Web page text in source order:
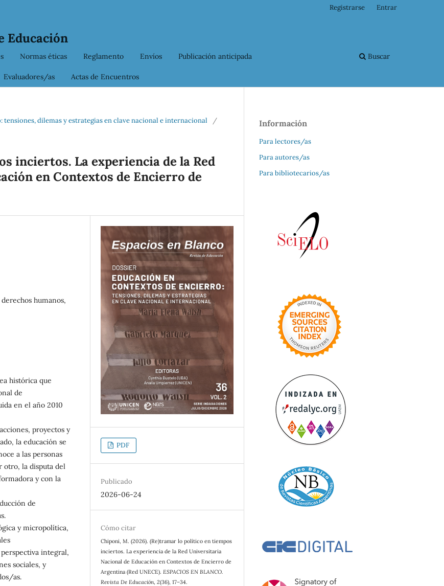
Educación
Normas éticas Reglamento Envíos Publicación anticipada
Evaluadores/as Actas de Encuentros
Buscar
Registrarse Entrar
dilemas y estrategias en clave nacional e internacional
/
inciertos. La experiencia de la Red
en Contextos de Encierro de
humanos,
histórica que
de
en el año 2010
proyectos y
la educación se
a las personas
otro, la disputa del
y con la
de
y micropolítica,
integral,
sociales, y
as.
PDF
Publicado
2026-06-24
Cómo citar
Chiponi, M. (2026). (Re)tramar lo político en tiempos
inciertos. La experiencia de la Red Universitaria
Nacional de Educación en Contextos de Encierro de
Argentina (Red UNECE). ESPACIOS EN BLANCO.
Revista De Educación,2(36), 17–34.
Información
Para lectores/as
Para autores/as
Para bibliotecarios/as